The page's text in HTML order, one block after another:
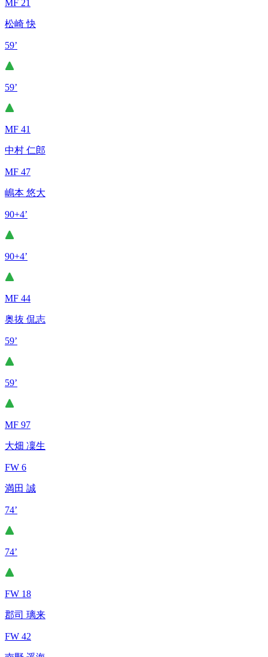
MF 21
松崎 快
59’
59’
MF 41
中村 仁郎
MF 47
嶋本 悠大
90+4’
90+4’
MF 44
奥抜 侃志
59’
59’
MF 97
大畑 凜生
FW 6
満田 誠
74’
74’
FW 18
郡司 璃来
FW 42